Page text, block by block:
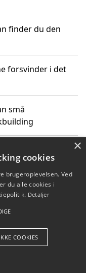
finder du den
forsvinder i det
små
og vælg den
din løsning
Aps
×
cookies
brugeroplevelsen. Ved
du alle cookies i
Detaljer
COOKIES